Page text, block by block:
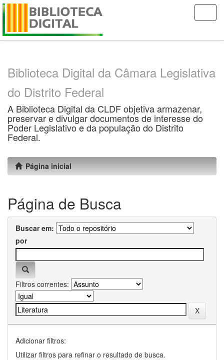
Skip
Biblioteca Digital da Câmara Legislativa
do Distrito Federal
A Biblioteca Digital da CLDF objetiva armazenar,
preservar e divulgar documentos de interesse do
Poder Legislativo e da população do Distrito
Federal.
Página inicial
Página de Busca
Buscar em:
por
Filtros correntes:
Adicionar filtros:
Utilizar filtros para refinar o resultado de busca.